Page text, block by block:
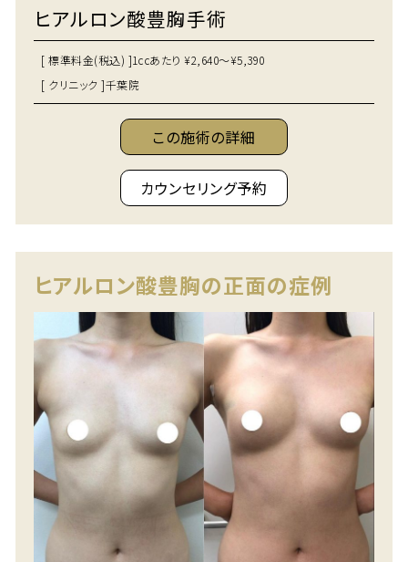
ヒアルロン酸豊胸手術
[ 標準料金(税込) ]1ccあたり ¥2,640～¥5,390
[ クリニック ]千葉院
この施術の詳細
カウンセリング予約
ヒアルロン酸豊胸の正面の症例